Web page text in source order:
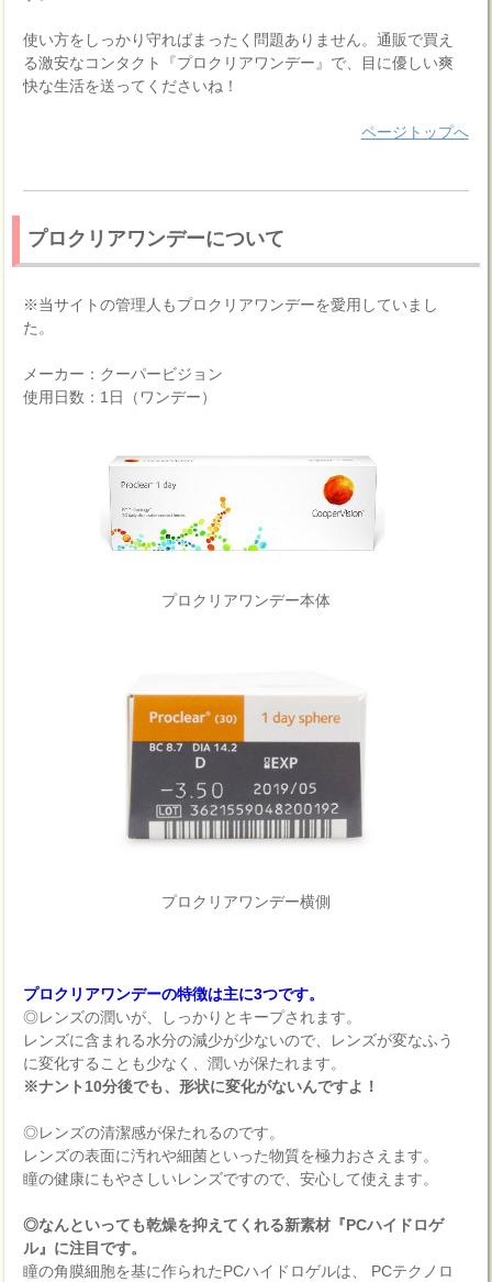
使い方をしっかり守ればまったく問題ありません。通販で買え
る激安なコンタクト『プロクリアワンデー』で、目に優しい爽
快な生活を送ってくださいね！
ページトップへ
プロクリアワンデーについて
※当サイトの管理人もプロクリアワンデーを愛用していまし
た。
メーカー：クーパービジョン
使用日数：1日（ワンデー）
プロクリアワンデー本体
プロクリアワンデー横側
プロクリアワンデーの特徴は主に3つです。
◎レンズの潤いが、しっかりとキープされます。
レンズに含まれる水分の減少が少ないので、レンズが変なふう
に変化することも少なく、潤いが保たれます。
※ナント10分後でも、形状に変化がないんですよ！
◎レンズの清潔感が保たれるのです。
レンズの表面に汚れや細菌といった物質を極力おさえます。
瞳の健康にもやさしいレンズですので、安心して使えます。
◎なんといっても乾燥を抑えてくれる新素材『PCハイドロゲ
ル』に注目です。
瞳の角膜細胞を基に作られたPCハイドロゲルは、 PCテクノロ